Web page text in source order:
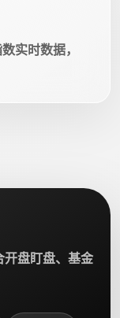
实时数据，
开盘盯盘、基金